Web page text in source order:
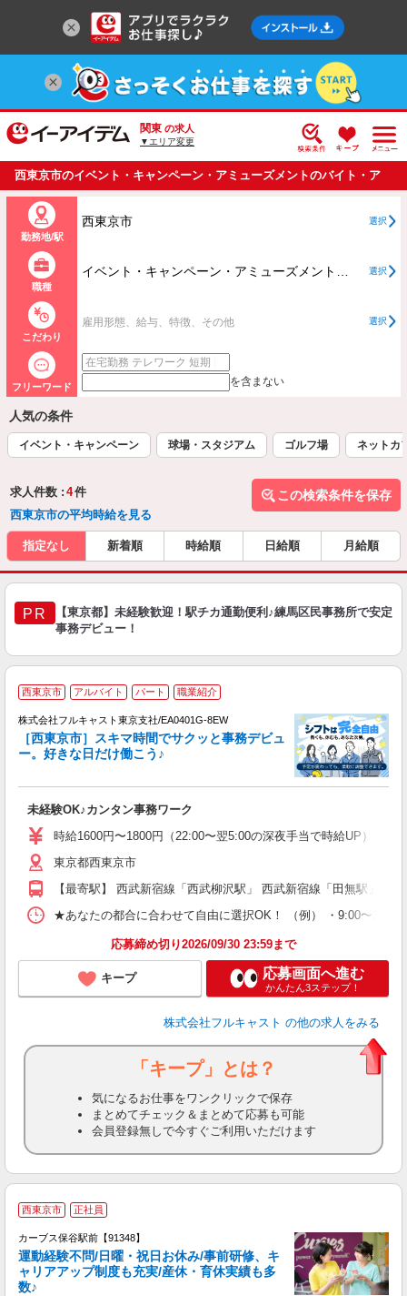
関東 の求人
▼エリア変更
西東京市のイベント・キャンペーン・アミューズメントのバイト・ア
ルバイト・パートの求人情報一覧
勤務地/駅
西東京市 選択
職種
選択
こだわり
雇用形態、給与、特徴、その他 選択
フリーワード を含まない
人気の条件
イベント・キャンペーン 球場・スタジアム ゴルフ場 ネットカ
求人件数 : 4件
西東京市の平均時給を見る
この検索条件を保存
指定なし 新着順 時給順 日給順 月給順
PR
【東京都】未経験歓迎！駅チカ通勤便利♪練馬区民事務所で安定
事務デビュー！
西東京市 アルバイト パート 職業紹介
株式会社フルキャスト東京支社/EA0401G-8EW
［西東京市］スキマ時間でサクッと事務デビュ
ー。好きな日だけ働こう♪
未経験OK♪カンタン事務ワーク
時給1600円〜1800円（22:00〜翌5:00の深夜手当で時給UP） ※給
東京都西東京市
【最寄駅】 西武新宿線「西武柳沢駅」 西武新宿線「田無駅」 西
★あなたの都合に合わせて自由に選択OK！ （例） ・9:00〜
応募締め切り2026/09/30 23:59まで
キープ 応募画面へ進む
かんたん3ステップ！
株式会社フルキャスト の他の求人をみる
「キープ」とは？
気になるお仕事をワンクリックで保存
まとめてチェック＆まとめて応募も可能
会員登録無しで今すぐご利用いただけます
西東京市 正社員
カーブス保谷駅前【91348】
運動経験不問/日曜・祝日お休み/事前研修、キ
ャリアアップ制度も充実/産休・育休実績も多
数♪